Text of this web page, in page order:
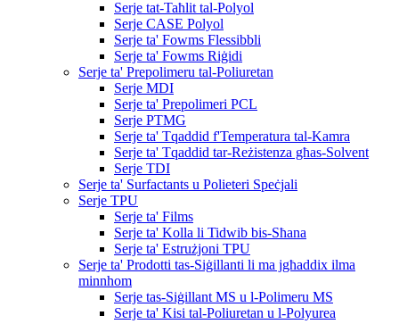
Serje tat-Taħlit tal-Polyol
Serje CASE Polyol
Serje ta' Fowms Flessibbli
Serje ta' Fowms Riġidi
Serje ta' Prepolimeru tal-Poliuretan
Serje MDI
Serje ta' Prepolimeri PCL
Serje PTMG
Serje ta' Tqaddid f'Temperatura tal-Kamra
Serje ta' Tqaddid tar-Reżistenza għas-Solvent
Serje TDI
Serje ta' Surfactants u Polieteri Speċjali
Serje TPU
Serje ta' Films
Serje ta' Kolla li Tidwib bis-Sħana
Serje ta' Estrużjoni TPU
Serje ta' Prodotti tas-Siġillanti li ma jgħaddix ilma
minnhom
Serje tas-Siġillant MS u l-Polimeru MS
Serje ta' Kisi tal-Poliuretan u l-Polyurea